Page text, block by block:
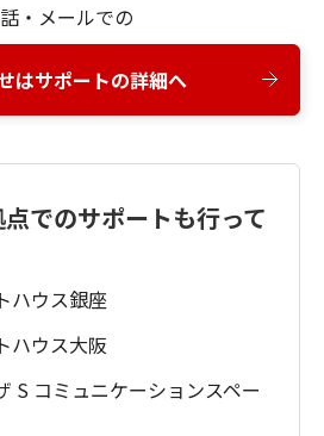
・メールでの
はサポートの詳細へ
でのサポートも行って
ハウス銀座
ハウス大阪
S コミュニケーションスペー